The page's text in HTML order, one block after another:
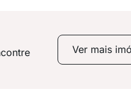
Ver mais